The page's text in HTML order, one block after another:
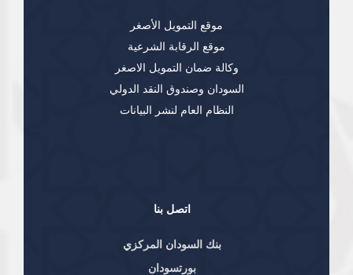
اتصل بنا
بنك السودان المركزي
بورتسودان
موقع التمويل الأصغر
موقع الرقابة الشرعية
وكالة ضمان التمويل الاصغر
السودان وصندوق النقد الدولي
النظام العام لنشر البيانات